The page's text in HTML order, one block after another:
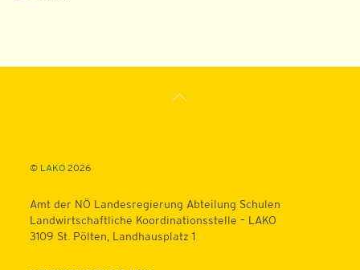
Back
© LAKO2026
Amt der NÖ Landesregierung Abteilung Schulen
Landwirtschaftliche Koordinationsstelle – LAKO
3109 St. Pölten, Landhausplatz 1